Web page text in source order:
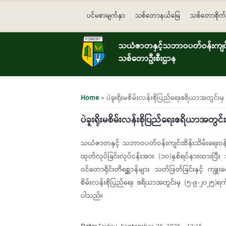
ပင်မစာမျက်နှာ သစ်တောနယ်မြေ သစ်တောစိုက်
သယံဇာတနှင့်သဘာဝပတ်ဝန်းကျင်
သစ်တောဦးစီးဌာန
You are here
Home» ပဲခူးရိုးမစိမ်းလန်းစိုပြည်ရေးဧရိယာအတွင်း
ပဲခူးရိုးမစိမ်းလန်းစိုပြည်ရေးဧရိယာအတွင်
သယံဇာတနှင့် သဘာဝပတ်ဝန်းကျင်ထိန်းသိမ်းရေးဝန်က
ထုတ်လုပ်ခြင်းလုပ်ငန်းအား (၁၀)နှစ်ရပ်နားထားပ
ဝင်တောရိုင်းတိရစ္ဆာန်များ သတ်ဖြတ်ခြင်းနှင့် ကျူ
စိမ်းလန်းစိုပြည်ရေး ဧရိယာအတွင်းမှ (၅-၉-၂၀၂၅
ပါသည်။